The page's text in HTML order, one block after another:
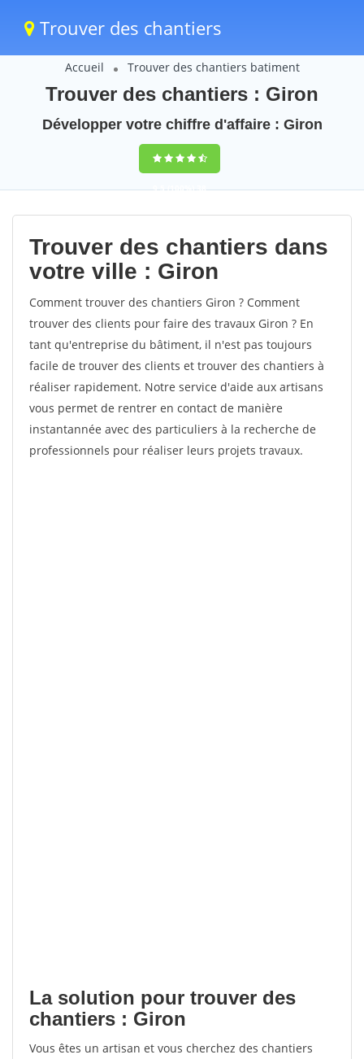
Trouver des chantiers
Accueil Trouver des chantiers batiment
Trouver des chantiers : Giron
Développer votre chiffre d'affaire : Giron
9,5(100%)38
votes
Trouver des chantiers dans
votre ville : Giron
Comment trouver des chantiers Giron ? Comment
trouver des clients pour faire des travaux Giron ? En
tant qu'entreprise du bâtiment, il n'est pas toujours
facile de trouver des clients et trouver des chantiers à
réaliser rapidement. Notre service d'aide aux artisans
vous permet de rentrer en contact de manière
instantannée avec des particuliers à la recherche de
professionnels pour réaliser leurs projets travaux.
La solution pour trouver des
chantiers : Giron
Vous êtes un artisan et vous cherchez des chantiers